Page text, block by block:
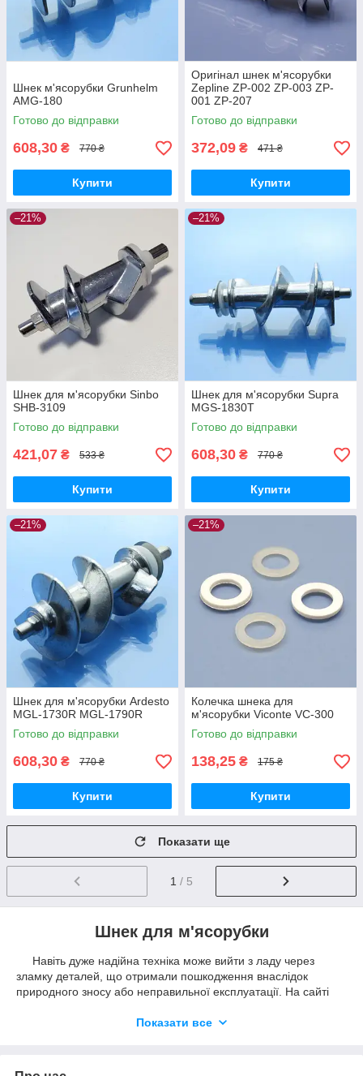
Шнек м'ясорубки Grunhelm
AMG-180
Готово до відправки
608,30 ₴ 770 ₴
Купити
Оригінал шнек м'ясорубки
Zepline ZP-002 ZP-003 ZP-
001 ZP-207
Готово до відправки
372,09 ₴ 471 ₴
Купити
–21%
Шнек для м'ясорубки Sinbo
SHB-3109
Готово до відправки
421,07 ₴ 533 ₴
Купити
–21%
Шнек для м'ясорубки Supra
MGS-1830T
Готово до відправки
608,30 ₴ 770 ₴
Купити
–21%
Шнек для м'ясорубки Ardesto
MGL-1730R MGL-1790R
Готово до відправки
608,30 ₴ 770 ₴
Купити
–21%
Колечка шнека для
м'ясорубки Viconte VC-300
Готово до відправки
138,25 ₴ 175 ₴
Купити
Показати ще
1 / 5
Шнек для м'ясорубки
Навіть дуже надійна техніка може вийти з ладу через
зламку деталей, що отримали пошкодження внаслідок
природного зносу або неправильної експлуатації. На сайті
виготовлені з міцних алюмінієвих сплавів, що витримують
відомих брендів за найвигіднішими цінами.
Показати все